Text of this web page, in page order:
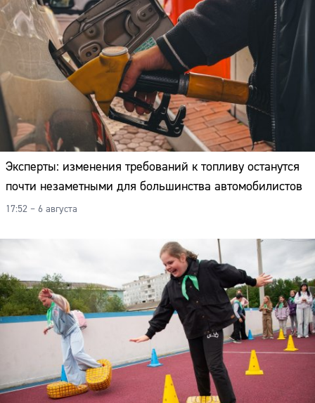
Эксперты: изменения требований к топливу останутся
почти незаметными для большинства автомобилистов
17:52 – 6 августа